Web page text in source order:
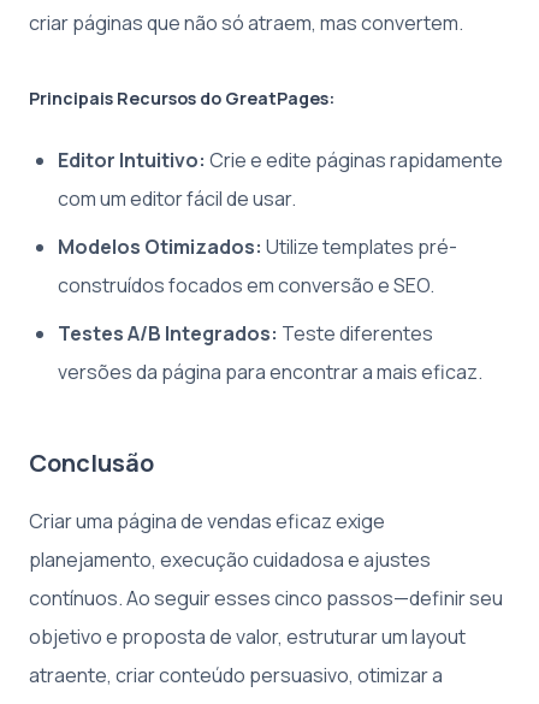
criar páginas que não só atraem, mas convertem.
Principais Recursos do GreatPages:
Editor Intuitivo: Crie e edite páginas rapidamente
com um editor fácil de usar.
Modelos Otimizados: Utilize templates pré-
construídos focados em conversão e SEO.
Testes A/B Integrados: Teste diferentes
versões da página para encontrar a mais eficaz.
Conclusão
Criar uma página de vendas eficaz exige
planejamento, execução cuidadosa e ajustes
contínuos. Ao seguir esses cinco passos—definir seu
objetivo e proposta de valor, estruturar um layout
atraente, criar conteúdo persuasivo, otimizar a